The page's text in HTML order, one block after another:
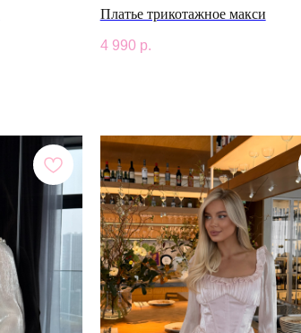
Платье трикотажное макси
4 990 р.